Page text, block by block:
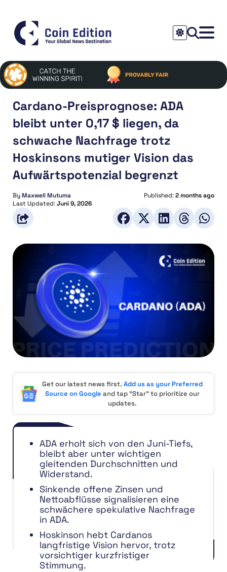
Cardano-Preisprognose: ADA
bleibt unter 0,17 $ liegen, da
schwache Nachfrage trotz
Hoskinsons mutiger Vision das
Aufwärtspotenzial begrenzt
ByMaxwell Mutuma Published:2 months ago
Last Updated:Juni 9, 2026
Get our latest news first. Add us as your Preferred
Source on Google and tap "Star" to prioritize our
updates.
ADA erholt sich von den Juni-Tiefs,
bleibt aber unter wichtigen
gleitenden Durchschnitten und
Widerstand.
Sinkende offene Zinsen und
Nettoabflüsse signalisieren eine
schwächere spekulative Nachfrage
in ADA.
Hoskinson hebt Cardanos
langfristige Vision hervor, trotz
vorsichtiger kurzfristiger
Stimmung.